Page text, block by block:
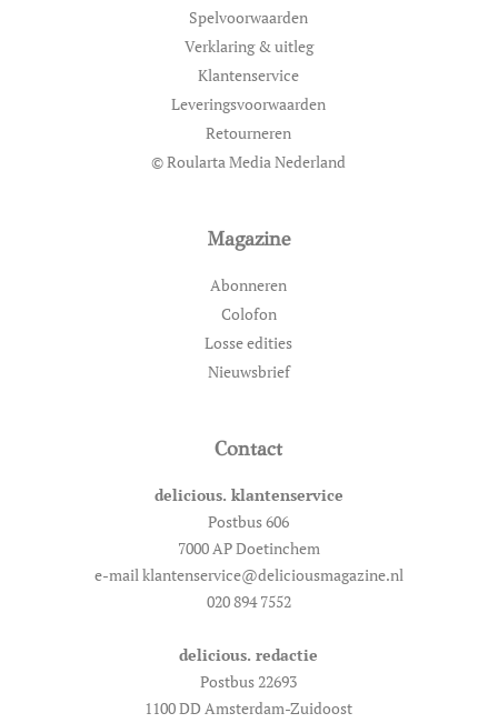
Spelvoorwaarden
Verklaring & uitleg
Klantenservice
Leveringsvoorwaarden
Retourneren
© Roularta Media Nederland
Magazine
Abonneren
Colofon
Losse edities
Nieuwsbrief
Contact
delicious. klantenservice
Postbus 606
7000 AP Doetinchem
e-mail klantenservice@deliciousmagazine.nl
020 894 7552
delicious. redactie
Postbus 22693
1100 DD Amsterdam-Zuidoost